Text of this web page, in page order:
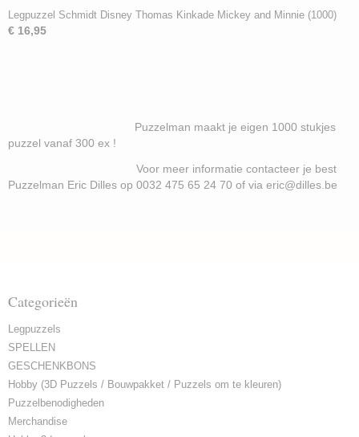
Legpuzzel Schmidt Disney Thomas Kinkade Mickey and Minnie (1000)
€ 16,95
Puzzelman maakt je eigen 1000 stukjes
puzzel vanaf 300 ex !
Voor meer informatie contacteer je best
Puzzelman Eric Dilles op 0032 475 65 24 70 of via eric@dilles.be
Categorieën
Legpuzzels
SPELLEN
GESCHENKBONS
Hobby (3D Puzzels / Bouwpakket / Puzzels om te kleuren)
Puzzelbenodigheden
Merchandise